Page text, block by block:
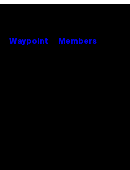
Waypoint Members